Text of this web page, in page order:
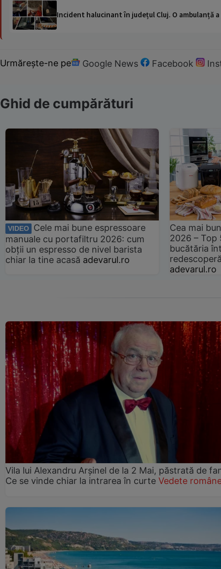
Incident halucinant în județul Cluj. O ambulanță
Urmărește-ne pe Google News Facebook
Ghid de cumpărături
VIDEO
Cele mai bune espressoare
manuale cu portafiltru 2026: cum
obții un espresso de nivel barista
chiar la tine acasă adevarul.ro
Cea mai
2026 –
bucătăria
adevarul.ro
Vila lui Alexandru Arșinel de la 2 Mai, păstrată de
Ce se vinde chiar la intrarea în curte Vedete